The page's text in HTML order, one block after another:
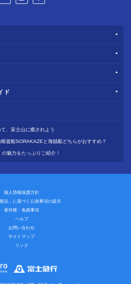
ド
、富士山に癒されよう
遊船SORAKAZEと海賊船どちらがおすすめ？
の魅力をたっぷりご紹介！
個人情報保護方針
報法」に基づく公表事項の提示
著作権・免責事項
ヘルプ
お問い合わせ
サイトマップ
リンク